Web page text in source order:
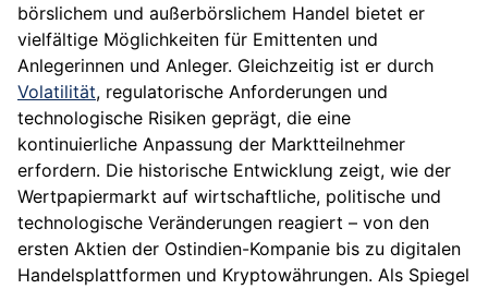
börslichem und außerbörslichem Handel bietet er
vielfältige Möglichkeiten für Emittenten und
Anlegerinnen und Anleger. Gleichzeitig ist er durch
Volatilität, regulatorische Anforderungen und
technologische Risiken geprägt, die eine
kontinuierliche Anpassung der Marktteilnehmer
erfordern. Die historische Entwicklung zeigt, wie der
Wertpapiermarkt auf wirtschaftliche, politische und
technologische Veränderungen reagiert – von den
ersten Aktien der Ostindien-Kompanie bis zu digitalen
Handelsplattformen und Kryptowährungen. Als Spiegel